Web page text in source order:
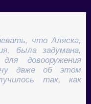
что Аляска,
была задумана,
довооружения
даже об этом
так, как